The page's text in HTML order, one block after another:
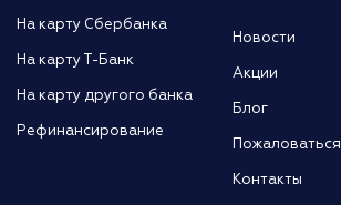
На карту Сбербанка
На карту Т-Банк
На карту другого банка
Рефинансирование
Новости
Акции
Блог
Пожаловаться
Контакты